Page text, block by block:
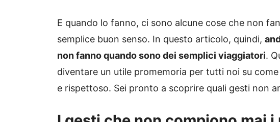
E quando lo fanno, ci sono alcune cose che non
semplice buon senso. In questo articolo, quindi,
non fanno quando sono dei semplici viaggiatori.
diventare un utile promemoria per tutti noi su
e rispettoso. Sei pronto a scoprire quali gesti non